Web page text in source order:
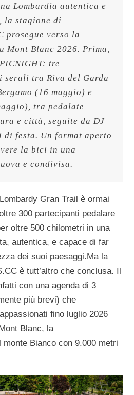
Lombardia autentica e
la stagione di
prosegue verso la
Mont Blanc 2026. Prima,
tre
serali tra Riva del Garda
(16 maggio) e
tra pedalate
e città, seguite da DJ
di festa. Un format aperto
la bici in una
e condivisa.
Gran Trail è ormai
300 partecipanti pedalare
oltre 500 chilometri in una
autentica, e capace di far
dei suoi paesaggi.Ma la
è tutt’altro che conclusa. Il
con una agenda di 3
più brevi) che
fino luglio 2026
Blanc, la
Bianco con 9.000 metri